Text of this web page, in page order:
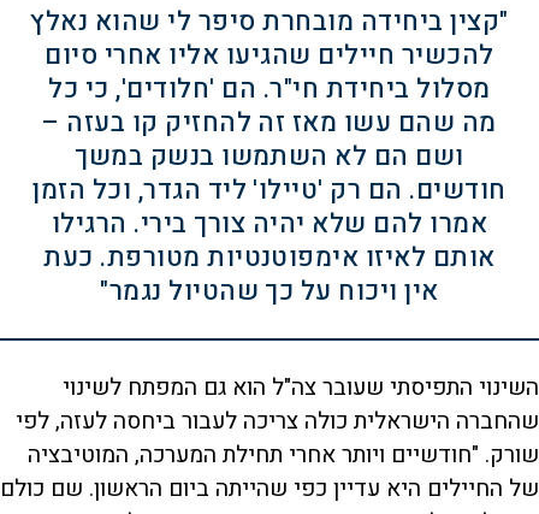
"קצין ביחידה מובחרת סיפר לי שהוא נאלץ
להכשיר חיילים שהגיעו אליו אחרי סיום
מסלול ביחידת חי"ר. הם 'חלודים', כי כל
מה שהם עשו מאז זה להחזיק קו בעזה –
ושם הם לא השתמשו בנשק במשך
חודשים. הם רק 'טיילו' ליד הגדר, וכל הזמן
אמרו להם שלא יהיה צורך בירי. הרגילו
אותם לאיזו אימפוטנטיות מטורפת. כעת
אין ויכוח על כך שהטיול נגמר"
השינוי התפיסתי שעובר צה"ל הוא גם המפתח לשינוי
שהחברה הישראלית כולה צריכה לעבור ביחסה לעזה, לפי
שורק. "חודשיים ויותר אחרי תחילת המערכה, המוטיבציה
של החיילים היא עדיין כפי שהייתה ביום הראשון. שם כולם